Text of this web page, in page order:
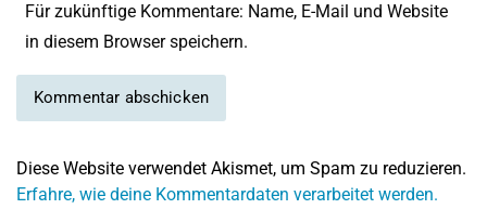
Für zukünftige Kommentare: Name, E-Mail und Website
in diesem Browser speichern.
Diese Website verwendet Akismet, um Spam zu reduzieren.
Erfahre, wie deine Kommentardaten verarbeitet werden.